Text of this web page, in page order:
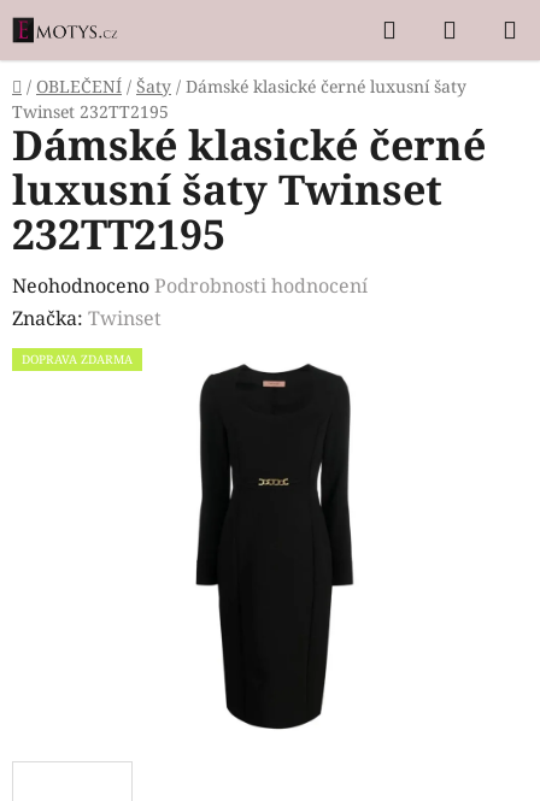
Přejít
na
obsah
Hledat
KOŠÍK
Domů
/ OBLEČENÍ / Šaty / Dámské klasické černé luxusní šaty
Twinset 232TT2195
Dámské klasické černé
luxusní šaty Twinset
232TT2195
Průměrné
hodnocení
produktu
NeohodnocenoPodrobnosti hodnocení
Značka: Twinset
DOPRAVA ZDARMA